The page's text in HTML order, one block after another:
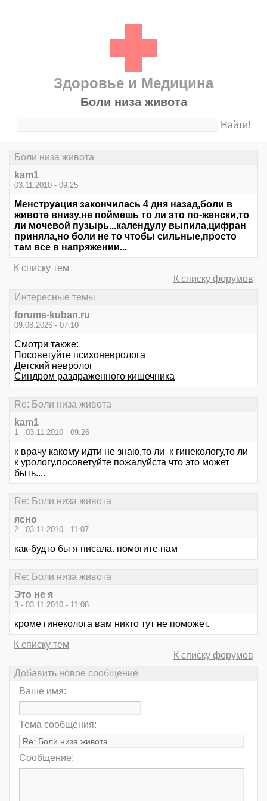
Здоровье и Медицина
Боли низа живота
Найти!
Боли низа живота
kam1
03.11.2010 - 09:25
Менструация закончилась 4 дня назад,боли в
животе внизу,не поймешь то ли это по-женски,то
ли мочевой пузырь...календулу выпила,цифран
приняла,но боли не то чтобы сильные,просто
там все в напряжении...
К списку тем
К списку форумов
Интересные темы
forums-kuban.ru
09.08.2026 - 07:10
Смотри также:
Посоветуйте психоневролога
Детский невролог
Синдром раздраженного кишечника
Re: Боли низа живота
kam1
1 - 03.11.2010 - 09:26
к врачу какому идти не знаю,то ли к гинекологу,то ли
к урологу.посоветуйте пожалуйста что это может
быть....
Re: Боли низа живота
ясно
2 - 03.11.2010 - 11:07
как-будто бы я писала. помогите нам
Re: Боли низа живота
Это не я
3 - 03.11.2010 - 11:08
кроме гинеколога вам никто тут не поможет.
К списку тем
К списку форумов
Добавить новое сообщение
Ваше имя:
Тема сообщения:
Сообщение: